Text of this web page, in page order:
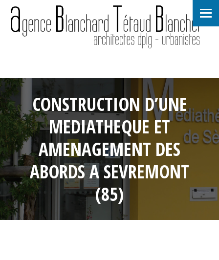
CONSTRUCTION D’UNE
MEDIATHEQUE ET
AMENAGEMENT DES
ABORDS A SEVREMONT
(85)